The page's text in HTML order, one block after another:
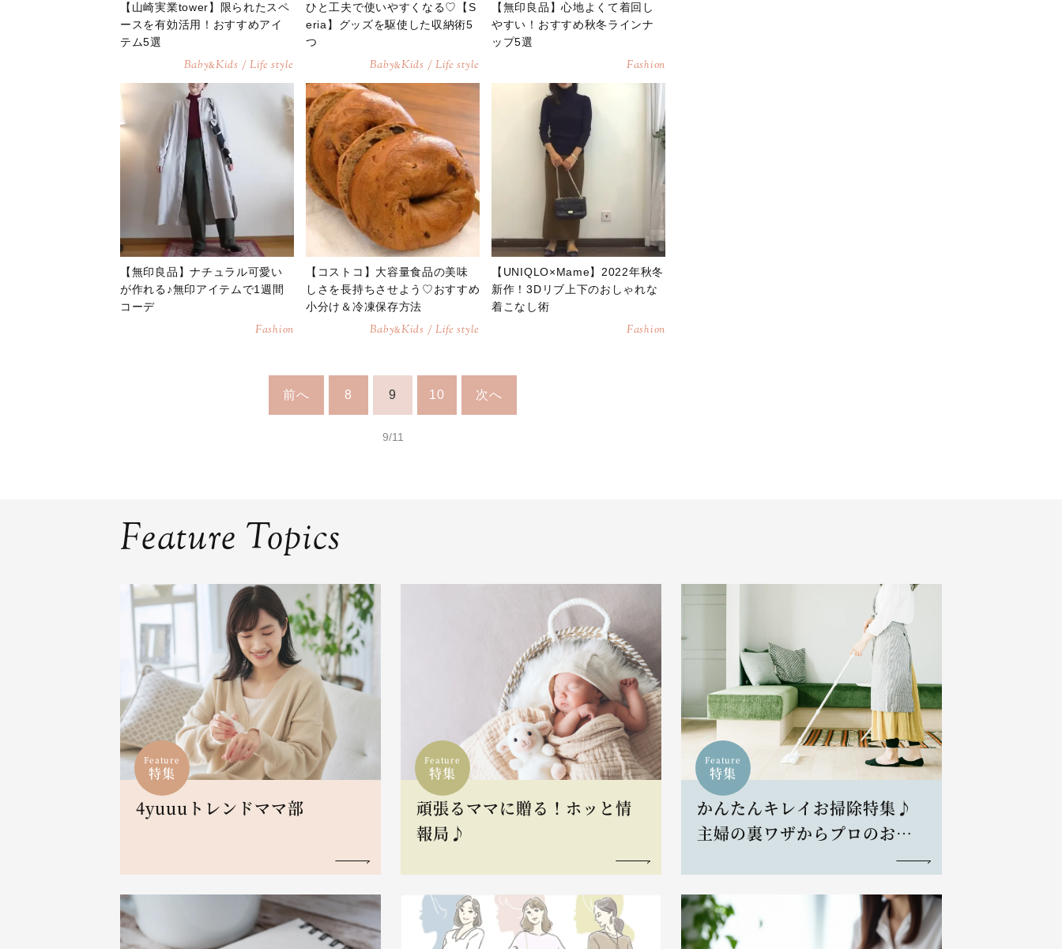
【山崎実業tower】限られたスペ
ースを有効活用！おすすめアイ
テム5選
Baby&Kids / Life style
ひと工夫で使いやすくなる♡【S
eria】グッズを駆使した収納術5
つ
Baby&Kids / Life style
【無印良品】心地よくて着回し
やすい！おすすめ秋冬ラインナ
ップ5選
Fashion
【無印良品】ナチュラル可愛い
が作れる♪無印アイテムで1週間
コーデ
Fashion
【コストコ】大容量食品の美味
しさを長持ちさせよう♡おすすめ
小分け＆冷凍保存方法
Baby&Kids / Life style
【UNIQLO×Mame】2022年秋冬
新作！3Dリブ上下のおしゃれな
着こなし術
Fashion
前へ 8 9 10 次へ
9/11
Feature Topics
Feature
特集
4yuuuトレンドママ部
Feature
特集
頑張るママに贈る！ホッと情
報局♪
Feature
特集
かんたんキレイお掃除特集♪
主婦の裏ワザからプロのお掃